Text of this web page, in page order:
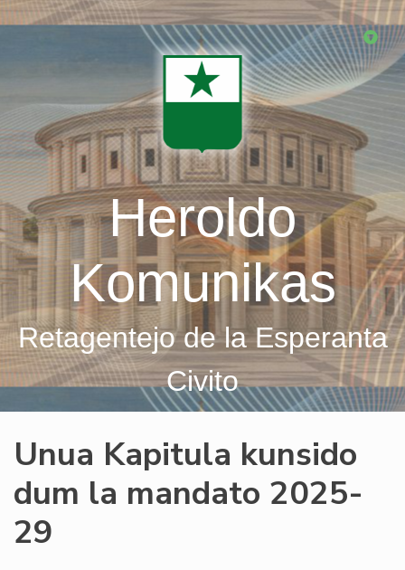
Skip
Heroldo
Komunikas
Retagentejo de la Esperanta
Civito
Unua Kapitula kunsido
dum la mandato 2025-
29